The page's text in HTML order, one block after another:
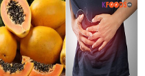
کا طریقہ جانیں جو دیکھتے
ہی دیکھتے آپ کو حسین بنا
دے